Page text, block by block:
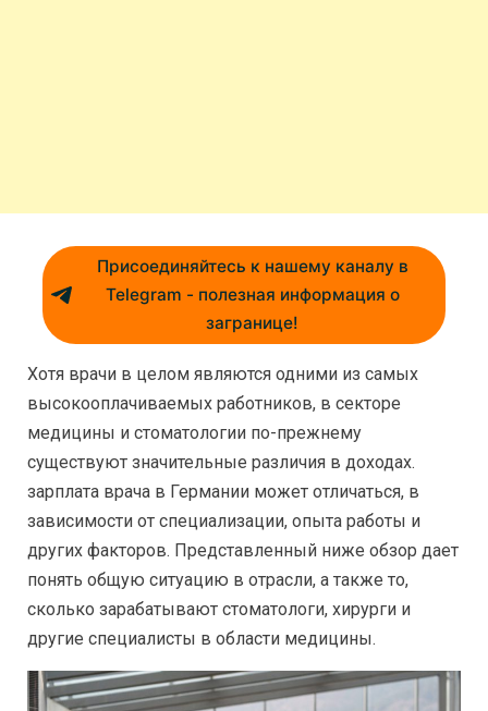
Присоединяйтесь к нашему каналу в
Telegram - полезная информация о
загранице!
Хотя врачи в целом являются одними из самых
высокооплачиваемых работников, в секторе
медицины и стоматологии по-прежнему
существуют значительные различия в доходах.
зарплата врача в Германии может отличаться, в
зависимости от специализации, опыта работы и
других факторов. Представленный ниже обзор дает
понять общую ситуацию в отрасли, а также то,
сколько зарабатывают стоматологи, хирурги и
другие специалисты в области медицины.